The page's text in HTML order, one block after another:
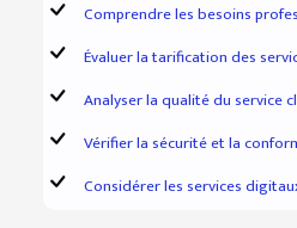
Comprendre les besoins
Évaluer la tarification des
Analyser la qualité du service
Vérifier la sécurité et la
Considérer les services